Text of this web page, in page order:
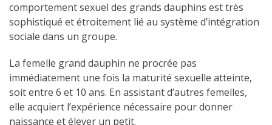
comportement sexuel des grands dauphins est très
sophistiqué et étroitement lié au système d’intégration
sociale dans un groupe.
La femelle grand dauphin ne procrée pas
immédiatement une fois la maturité sexuelle atteinte,
soit entre 6 et 10 ans. En assistant d’autres femelles,
elle acquiert l’expérience nécessaire pour donner
naissance et élever un petit.